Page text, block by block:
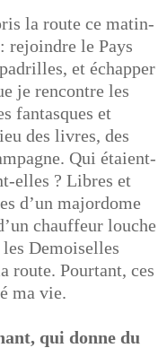
la route ce matin-
rejoindre le Pays
et échapper
je rencontre les
fantasques et
des livres, des
Qui étaient-
elles ? Libres et
d’un majordome
chauffeur louche
Demoiselles
route. Pourtant, ces
ma vie.
qui donne du